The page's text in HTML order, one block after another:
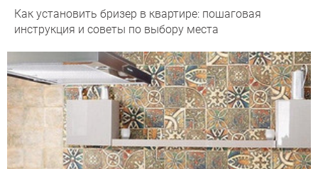
Как установить бризер в квартире: пошаговая
инструкция и советы по выбору места